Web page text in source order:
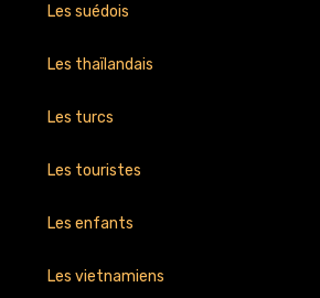
Les suédois
Les thaïlandais
Les turcs
Les touristes
Les enfants
Les vietnamiens